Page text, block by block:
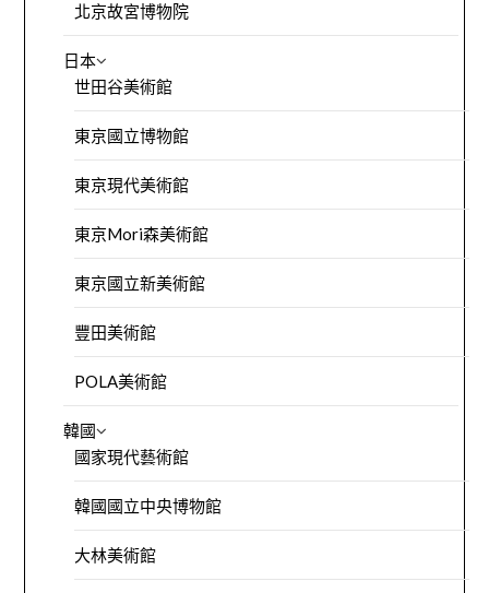
北京故宮博物院
日本
世田谷美術館
東京國立博物館
東京現代美術館
東京Mori森美術館
東京國立新美術館
豐田美術館
POLA美術館
韓國
國家現代藝術館
韓國國立中央博物館
大林美術館